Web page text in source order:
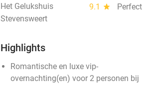
Het Gelukshuis 9.1 star
Perfect
Stevensweert
Highlights
Romantische en luxe vip-
overnachting(en) voor 2 personen bij